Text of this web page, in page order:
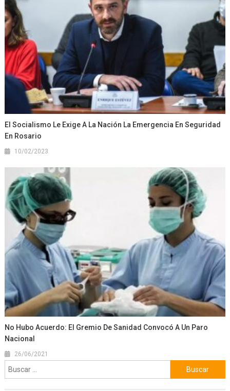
El Socialismo Le Exige A La Nación La Emergencia En Seguridad
En Rosario
10/02/2023
No Hubo Acuerdo: El Gremio De Sanidad Convocó A Un Paro
Nacional
26/06/2021
Buscar: